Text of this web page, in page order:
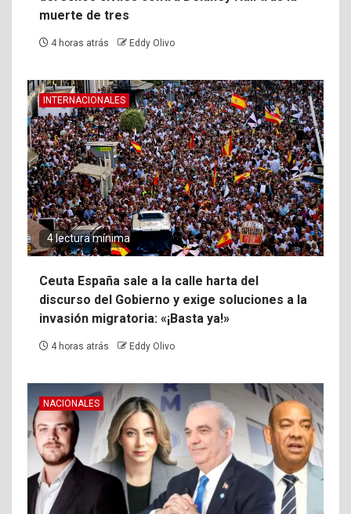
muerte de tres
4 horas atrás Eddy Olivo
INTERNACIONALES
4 lectura mínima
Ceuta España sale a la calle harta del
discurso del Gobierno y exige soluciones a la
invasión migratoria: «¡Basta ya!»
4 horas atrás Eddy Olivo
NACIONALES